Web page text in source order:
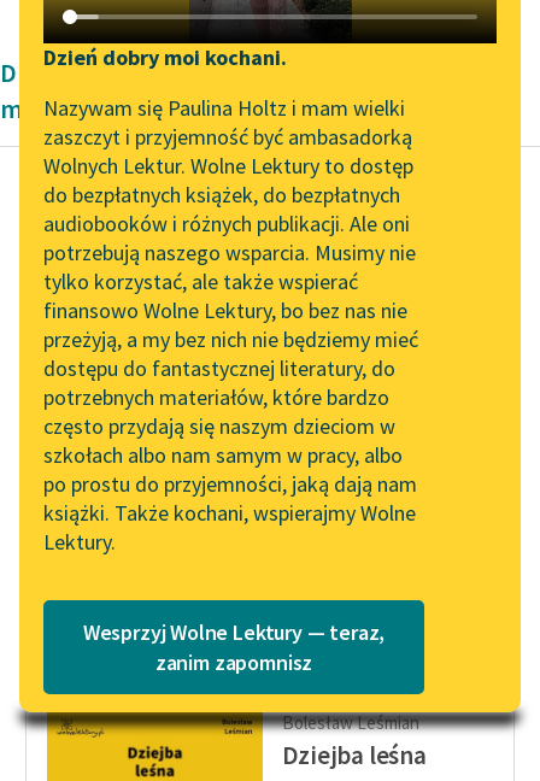
Katalog DAISY
Podkasty o książkach
Zgłoś brak utworu
Aktualności
„Prokurator Alicja Horn”
do słuchania
Byliśmy częścią AI Impact
Lab
Zapraszamy na spotkanie
online z tłumaczkami
literatury skandynawskiej
Spotkanie z Katarzyną
Tunkiel w Oslo
102. lata temu zmarł
Joseph Conrad
Lektury szkolne i klasyka
literatury do słuchania dla
uczennic i uczniów z
niepełnosprawnościami
Narzędzia
Mapa Wolnych Lektur
Leśmianator
Przewodnik dla piszących i
czytających
API
OAI-PMH
Widget Wolnych Lektur
Przypisy
Katalog w formacie PDF
Dzień dobry moi kochani.
Nazywam się Paulina Holtz i mam wielki
zaszczyt i przyjemność być ambasadorką
Wolnych Lektur. Wolne Lektury to dostęp
do bezpłatnych książek, do bezpłatnych
audiobooków i różnych publikacji. Ale oni
potrzebują naszego wsparcia. Musimy nie
tylko korzystać, ale także wspierać
finansowo Wolne Lektury, bo bez nas nie
przeżyją, a my bez nich nie będziemy mieć
dostępu do fantastycznej literatury, do
potrzebnych materiałów, które bardzo
często przydają się naszym dzieciom w
szkołach albo nam samym w pracy, albo
po prostu do przyjemności, jaką dają nam
książki. Także kochani, wspierajmy Wolne
Lektury.
Wesprzyj Wolne Lektury — teraz,
zanim zapomnisz
Dramat wierszowany Dwudziestolecie
międzywojenne
Bolesław Leśmian
Dziejba leśna
Dziej się prędzej! Rzuć
piłkę! Nie marudź!
MAKARY
rzuca piłkę
O, Boże!
DZIEWCZYNA
Czytaj więcej
Bolesław Leśmian
Dziejba leśna